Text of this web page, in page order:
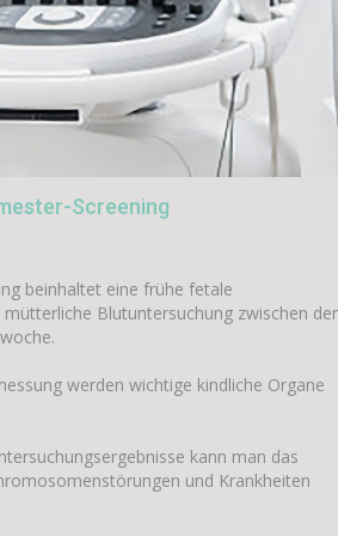
Screening
beinhaltet eine frühe fetale
Blutuntersuchung zwischen der
werden wichtige kindliche Organe
kann man das
und Krankheiten